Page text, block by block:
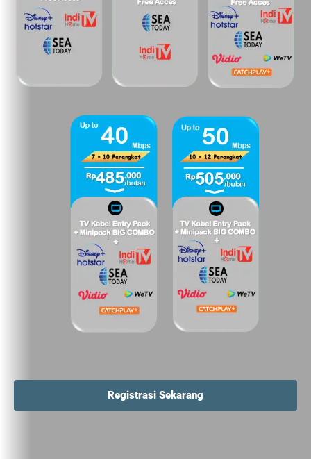
Registrasi Sekarang